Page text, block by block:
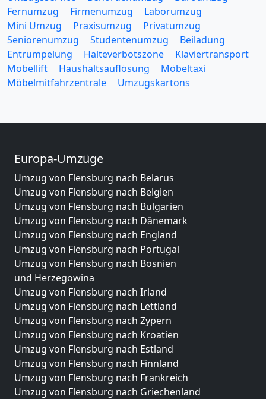
Fernumzug
Firmenumzug
Laborumzug
Mini Umzug
Praxisumzug
Privatumzug
Seniorenumzug
Studentenumzug
Beiladung
Entrümpelung
Halteverbotszone
Klaviertransport
Möbellift
Haushaltsauflösung
Möbeltaxi
Möbelmitfahrzentrale
Umzugskartons
Europa-Umzüge
Umzug von Flensburg nach Belarus
Umzug von Flensburg nach Belgien
Umzug von Flensburg nach Bulgarien
Umzug von Flensburg nach Dänemark
Umzug von Flensburg nach England
Umzug von Flensburg nach Portugal
Umzug von Flensburg nach Bosnien
und Herzegowina
Umzug von Flensburg nach Irland
Umzug von Flensburg nach Lettland
Umzug von Flensburg nach Zypern
Umzug von Flensburg nach Kroatien
Umzug von Flensburg nach Estland
Umzug von Flensburg nach Finnland
Umzug von Flensburg nach Frankreich
Umzug von Flensburg nach Griechenland